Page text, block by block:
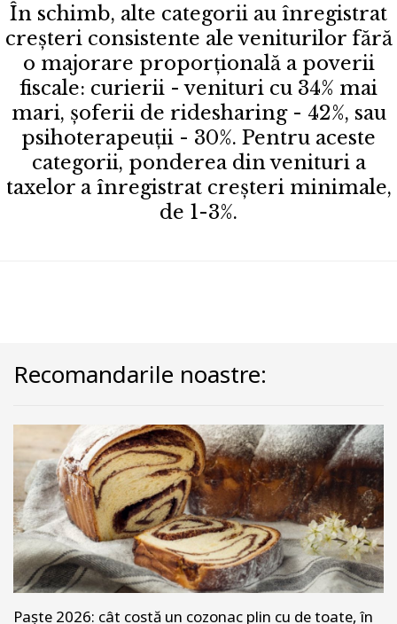
În schimb, alte categorii au înregistrat
creșteri consistente ale veniturilor fără
o majorare proporțională a poverii
fiscale: curierii - venituri cu 34% mai
mari, șoferii de ridesharing - 42%, sau
psihoterapeuții - 30%. Pentru aceste
categorii, ponderea din venituri a
taxelor a înregistrat creșteri minimale,
de 1-3%.
Recomandarile noastre:
Paște 2026: cât costă un cozonac plin cu de toate, în